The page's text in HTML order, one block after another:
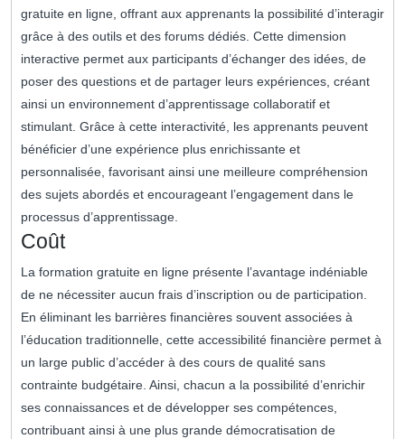
gratuite en ligne, offrant aux apprenants la possibilité d’interagir
grâce à des outils et des forums dédiés. Cette dimension
interactive permet aux participants d’échanger des idées, de
poser des questions et de partager leurs expériences, créant
ainsi un environnement d’apprentissage collaboratif et
stimulant. Grâce à cette interactivité, les apprenants peuvent
bénéficier d’une expérience plus enrichissante et
personnalisée, favorisant ainsi une meilleure compréhension
des sujets abordés et encourageant l’engagement dans le
processus d’apprentissage.
Coût
La formation gratuite en ligne présente l’avantage indéniable
de ne nécessiter aucun frais d’inscription ou de participation.
En éliminant les barrières financières souvent associées à
l’éducation traditionnelle, cette accessibilité financière permet à
un large public d’accéder à des cours de qualité sans
contrainte budgétaire. Ainsi, chacun a la possibilité d’enrichir
ses connaissances et de développer ses compétences,
contribuant ainsi à une plus grande démocratisation de